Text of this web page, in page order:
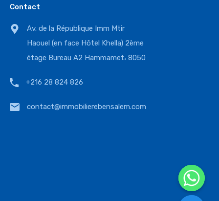
Contact
Av. de la République Imm Mtir
Haouel (en face Hôtel Khella) 2ème
étage Bureau A2 Hammamet، 8050
+216 28 824 826
contact@immobilierebensalem.com